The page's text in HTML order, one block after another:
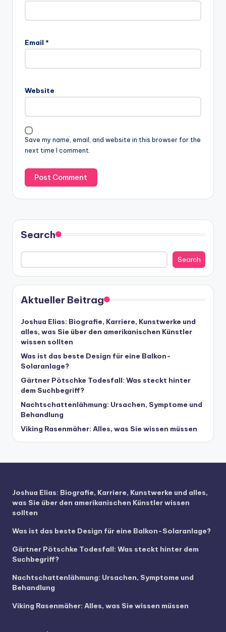
Email *
Website
Save my name, email, and website in this browser for the
next time I comment.
Search
Search
Aktueller Beitrag
Joshua Elias: Biografie, Karriere, Kunstwerke und
alles, was Sie über den amerikanischen Künstler
wissen sollten
Was ist das beste Design für eine Balkon-
Solaranlage?
Gärtner Pötschke Todesfall: Was steckt hinter
dem Suchbegriff?
Nachtschattenlähmung: Ursachen, Symptome und
Behandlung
Viking Rasenmäher: Alles, was Sie wissen müssen
Joshua Elias: Biografie, Karriere, Kunstwerke und alles,
was Sie über den amerikanischen Künstler wissen
sollten
Was ist das beste Design für eine Balkon-Solaranlage?
Gärtner Pötschke Todesfall: Was steckt hinter dem
Suchbegriff?
Nachtschattenlähmung: Ursachen, Symptome und
Behandlung
Viking Rasenmäher: Alles, was Sie wissen müssen